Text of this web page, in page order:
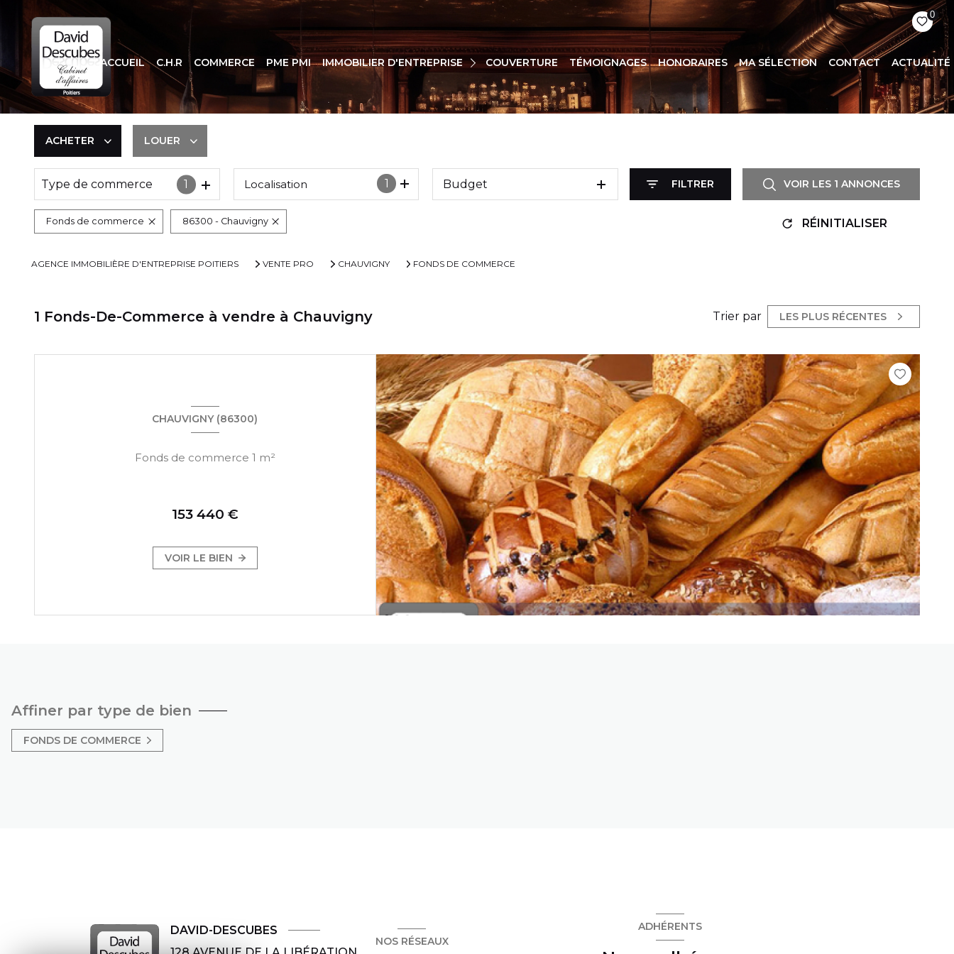
0
ACCUEIL C.H.R COMMERCE PME PMI IMMOBILIER D'ENTREPRISE
VENTE COUVERTURE TÉMOIGNAGES HONORAIRES MA SÉLECTION CONTACT ACTUALITÉ
ACHETER
De l'immo pro
LOUER
De l'immo pro
Type de commerce 1 1
Localisation Budget FILTRER VOIR LES 1 ANNONCES
Fonds de commerce 86300 - Chauvigny RÉINITIALISER
AGENCE IMMOBILIÈRE D'ENTREPRISE POITIERS VENTE PRO CHAUVIGNY FONDS DE COMMERCE
1 Fonds-De-Commerce à vendre à Chauvigny Trier par LES PLUS RÉCENTES
CHAUVIGNY (86300)
Fonds de commerce 1 m²
153 440 €
VOIR LE BIEN
Affiner par type de bien
FONDS DE COMMERCE
DAVID-DESCUBES
NOS RÉSEAUX
ADHÉRENTS